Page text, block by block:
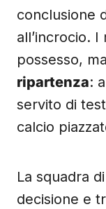
conclusione
all’incrocio.
possesso,
ripartenza:
servito di
calcio
La squadra di
decisione e